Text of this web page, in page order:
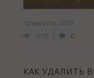
12 августа, 2019
1215
0
КАК УДАЛИТЬ